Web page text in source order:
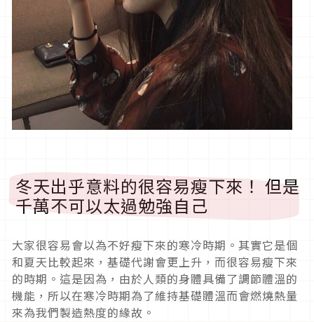
冬天出乎意料的很容易瘦下來！ 但是
千萬不可以太過勉強自己
大家很容易會以為不好瘦下來的寒冷時期。其實它是個
和夏天比較起來，基礎代謝會更上升，而很容易瘦下來
的時期。這是因為，由於人類的身體具備了調節體溫的
機能，所以在寒冷時期為了維持基礎體溫而會燃燒熱量
來為我們製造熱度的緣故。